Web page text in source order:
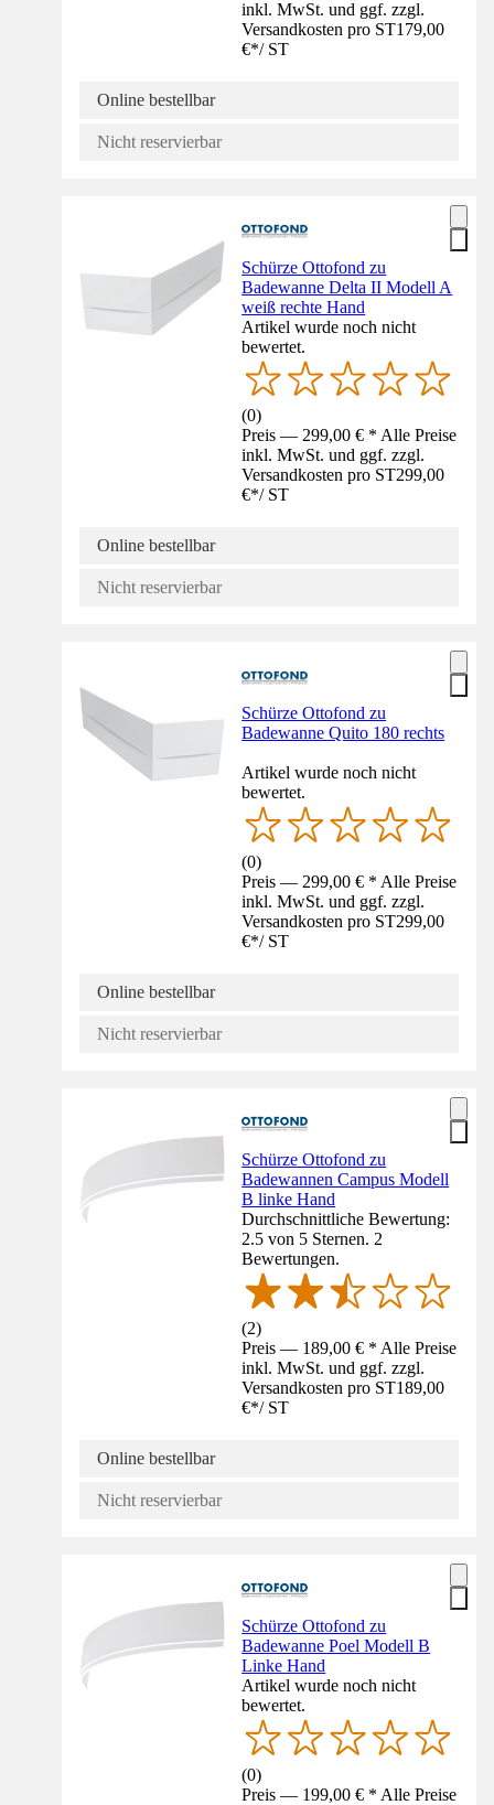
inkl. MwSt. und ggf. zzgl.
Versandkosten pro ST179,00
€*/ ST
Online bestellbar
Nicht reservierbar
Schürze Ottofond zu
Badewanne Delta II Modell A
weiß rechte Hand
Artikel wurde noch nicht
bewertet.
(0)
Preis — 299,00 € * Alle Preise
inkl. MwSt. und ggf. zzgl.
Versandkosten pro ST299,00
€*/ ST
Online bestellbar
Nicht reservierbar
Schürze Ottofond zu
Badewanne Quito 180 rechts
Artikel wurde noch nicht
bewertet.
(0)
Preis — 299,00 € * Alle Preise
inkl. MwSt. und ggf. zzgl.
Versandkosten pro ST299,00
€*/ ST
Online bestellbar
Nicht reservierbar
Schürze Ottofond zu
Badewannen Campus Modell
B linke Hand
Durchschnittliche Bewertung:
2.5 von 5 Sternen. 2
Bewertungen.
(2)
Preis — 189,00 € * Alle Preise
inkl. MwSt. und ggf. zzgl.
Versandkosten pro ST189,00
€*/ ST
Online bestellbar
Nicht reservierbar
Schürze Ottofond zu
Badewanne Poel Modell B
Linke Hand
Artikel wurde noch nicht
bewertet.
(0)
Preis — 199,00 € * Alle Preise